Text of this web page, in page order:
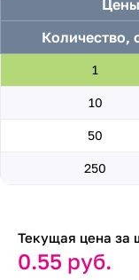
Количество,
1
10
50
250
Текущая цена за
0.55 руб.